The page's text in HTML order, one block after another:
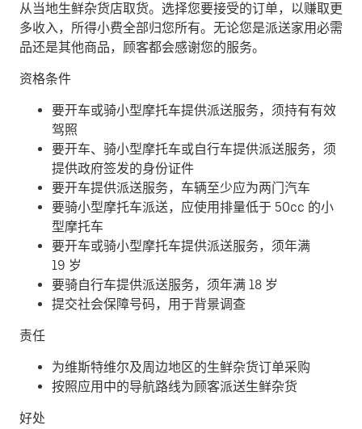
从当地生鲜杂货店取货。选择您要接受的订单，以赚取更
多收入，所得小费全部归您所有。无论您是派送家用必需
品还是其他商品，顾客都会感谢您的服务。
资格条件
要开车或骑小型摩托车提供派送服务，须持有有效
驾照
要开车、骑小型摩托车或自行车提供派送服务，须
提供政府签发的身份证件
要开车提供派送服务，车辆至少应为两门汽车
要骑小型摩托车派送，应使用排量低于 50cc 的小
型摩托车
要开车或骑小型摩托车提供派送服务，须年满
19 岁
要骑自行车提供派送服务，须年满 18 岁
提交社会保障号码，用于背景调查
责任
为维斯特维尔及周边地区的生鲜杂货订单采购
按照应用中的导航路线为顾客派送生鲜杂货
好处